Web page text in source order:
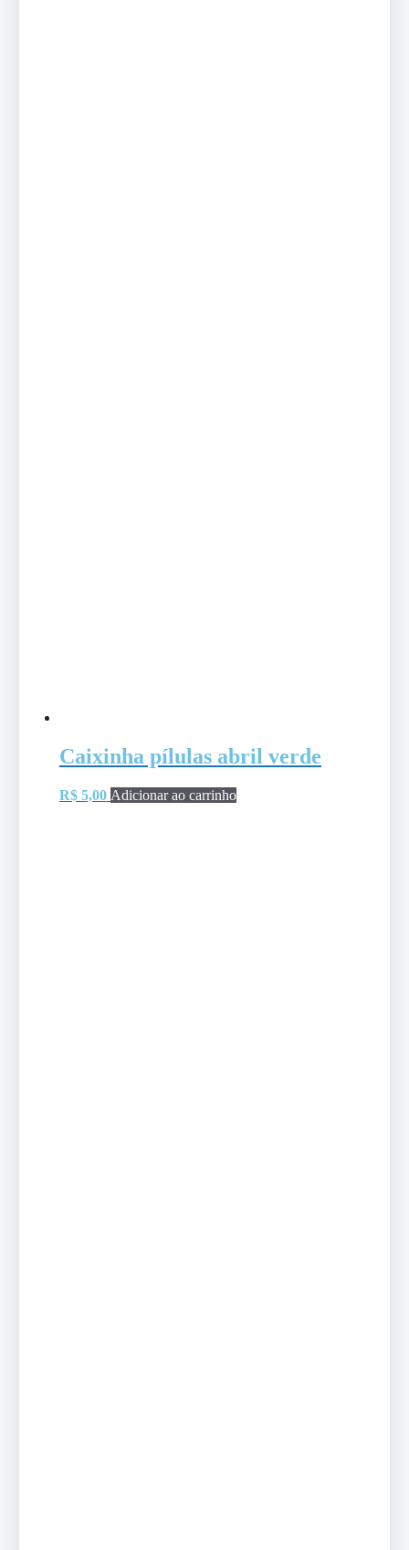
Caixinha pílulas abril verde
R$5,00 Adicionar ao carrinho